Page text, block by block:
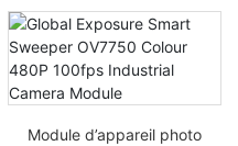
couleur drone MIPI
AR0234
Module d’appareil photo